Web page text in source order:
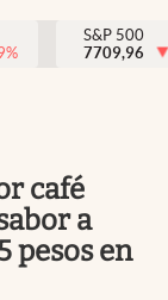
México
%
S&P 500
7709,96
café
a
pesos en